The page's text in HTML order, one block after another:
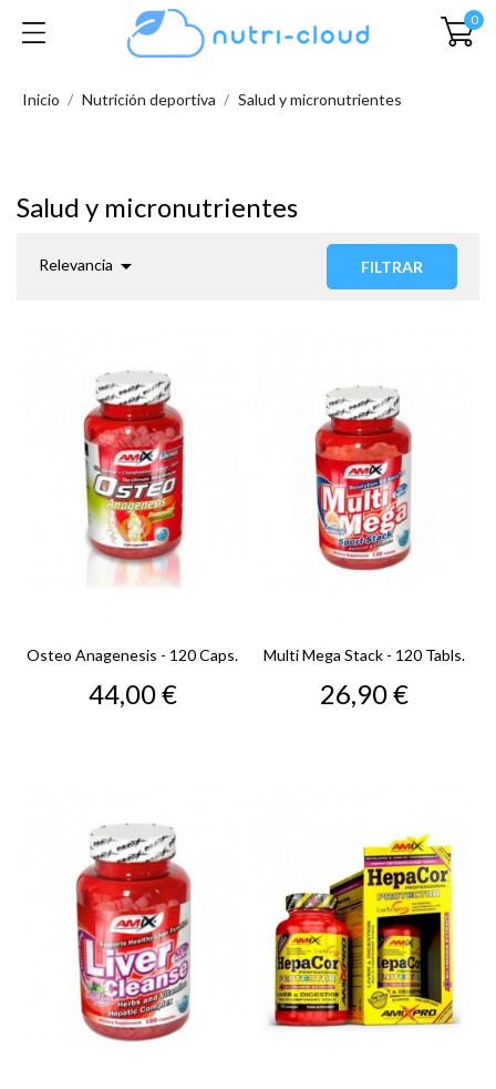
0
Inicio Nutrición deportiva Salud y micronutrientes
Salud y micronutrientes
Relevancia  FILTRAR
Osteo Anagenesis - 120 Caps.
Precio
44,00 €
Multi Mega Stack - 120 Tabls.
Precio
26,90 €